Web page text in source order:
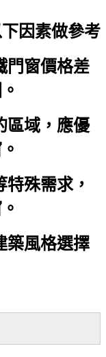
因素做參考
門窗價格差
區域，應優
殊需求，
築風格選擇